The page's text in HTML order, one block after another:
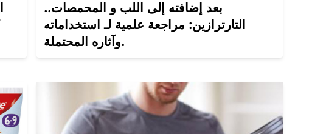
بعد إضافته إلى اللب و المحمصات..
التارترازين: مراجعة علمية لـ استخداماته
وآثاره المحتملة.